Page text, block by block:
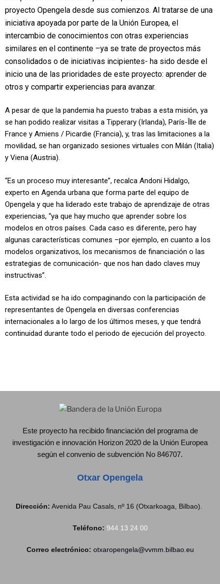
proyecto Opengela desde sus comienzos. Al tratarse de una
iniciativa apoyada por parte de la Unión Europea, el
intercambio de conocimientos con otras experiencias
similares en el continente –ya se trate de proyectos más
consolidados o de iniciativas incipientes- ha sido desde el
inicio una de las prioridades de este proyecto: aprender de
otros y compartir experiencias para avanzar.
A pesar de que la pandemia ha puesto trabas a esta misión, ya
se han podido realizar visitas a Tipperary (Irlanda), París-Îlle de
France y Amiens / Picardie (Francia), y, tras las limitaciones a la
movilidad, se han organizado sesiones virtuales con Milán (Italia)
y Viena (Austria).
“Es un proceso muy interesante”, recalca Andoni Hidalgo,
experto en Agenda urbana que forma parte del equipo de
Opengela y que ha liderado este trabajo de aprendizaje de otras
experiencias, “ya que hay mucho que aprender sobre los
modelos en otros países. Cada caso es diferente, pero hay
algunas características comunes –por ejemplo, en cuanto a los
modelos organizativos, los mecanismos de financiación o las
estrategias de comunicación- que nos han dado claves muy
instructivas”.
Esta actividad se ha ido compaginando con la participación de
representantes de Opengela en diversas conferencias
internacionales a lo largo de los últimos meses, y que tendrá
continuidad durante todo el periodo de ejecución del proyecto.
Este proyecto ha recibido financiación del programa de
investigación e innovación Horizon 2020 de la Unión Europea
según el convenio de subvención No 846707.
Otxar Opengela
Dirección: Avenida Pau Casals, nº 16 (Otxarkoaga, Bilbao).
Teléfono: 944 13 24 00
Correo electrónico: otxaropengela@vvmm.bilbao.eu